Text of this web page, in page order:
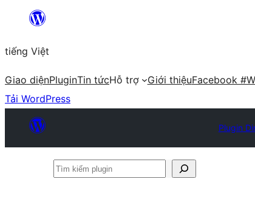
Chuyển
phần
nội
dung
tiếng Việt
Giao diệnPluginTin tứcHỗ trợ Giới thiệuFacebook
Tải WordPress
Plugin
Tìm